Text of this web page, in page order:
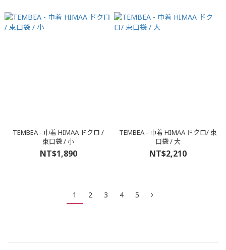
TEMBEA - 巾着 HIMAA ドクロ /
束口袋 / 小
NT$1,890
TEMBEA - 巾着 HIMAA ドクロ/ 束
口袋 / 大
NT$2,210
1 2 3 4 5